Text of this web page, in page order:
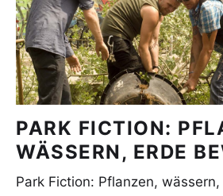
PARK FICTION:
WÄSSERN, ERDE
Park Fiction: Pflanzen,